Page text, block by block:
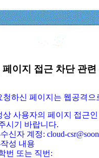
페이지 접근 차단 관
청하신 페이지는 웹공격
상 사용자의 페이지 접근
시기 바랍니다.
신자 계정: cloud-
성 내용
번 또는 직번: